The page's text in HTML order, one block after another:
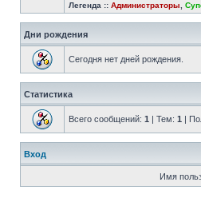
Легенда :: Администраторы
Дни рождения
Сегодня нет дней рождения.
Статистика
Всего сообщений: 1 | Тем: 1 |
Вход
Имя